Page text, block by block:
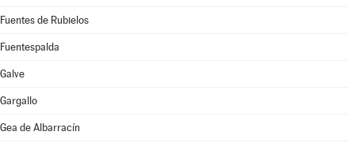
Fuentes de Rubielos
Fuentespalda
Galve
Gargallo
Gea de Albarracín